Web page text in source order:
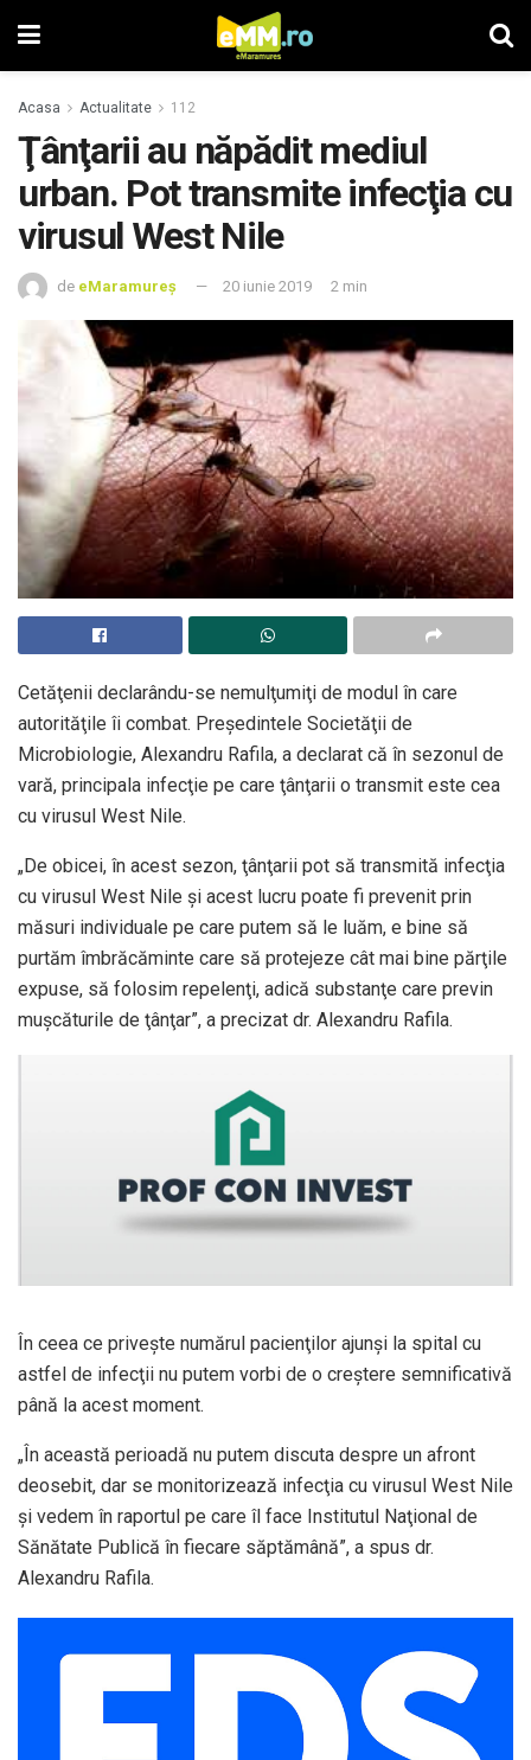
Acasa Actualitate 112
Ţânţarii au năpădit mediul
urban. Pot transmite infecţia cu
virusul West Nile
de eMaramureș 20 iunie 2019 2 min
Cetăţenii declarându-se nemulţumiţi de modul în care
autorităţile îi combat. Preşedintele Societăţii de
Microbiologie, Alexandru Rafila, a declarat că în sezonul de
vară, principala infecţie pe care ţânţarii o transmit este cea
cu virusul West Nile.
„De obicei, în acest sezon, ţânţarii pot să transmită infecţia
cu virusul West Nile şi acest lucru poate fi prevenit prin
măsuri individuale pe care putem să le luăm, e bine să
purtăm îmbrăcăminte care să protejeze cât mai bine părţile
expuse, să folosim repelenţi, adică substanţe care previn
muşcăturile de ţânţar”, a precizat dr. Alexandru Rafila.
În ceea ce priveşte numărul pacienţilor ajunşi la spital cu
astfel de infecţii nu putem vorbi de o creştere semnificativă
până la acest moment.
„În această perioadă nu putem discuta despre un afront
deosebit, dar se monitorizează infecţia cu virusul West Nile
şi vedem în raportul pe care îl face Institutul Naţional de
Sănătate Publică în fiecare săptămână”, a spus dr.
Alexandru Rafila.